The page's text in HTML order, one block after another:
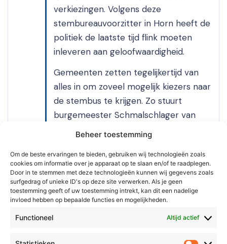
Beheer toestemming
Om de beste ervaringen te bieden, gebruiken wij technologieën zoals
cookies om informatie over je apparaat op te slaan en/of te raadplegen.
Door in te stemmen met deze technologieën kunnen wij gegevens zoals
surfgedrag of unieke ID's op deze site verwerken. Als je geen
toestemming geeft of uw toestemming intrekt, kan dit een nadelige
invloed hebben op bepaalde functies en mogelijkheden.
Functioneel Altijd actief
verkiezingen. Volgens deze
stembureauvoorzitter in Horn heeft de
politiek de laatste tijd flink moeten
inleveren aan geloofwaardigheid.
Gemeenten zetten tegelijkertijd van
alles in om zoveel mogelijk kiezers naar
de stembus te krijgen. Zo stuurt
burgemeester Schmalschlager van
Leudal jongeren die voor het eerst